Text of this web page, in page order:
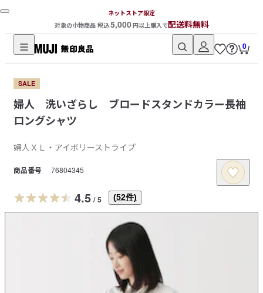
ネットストア限定
対象の小物商品 税込5,000円以上購入で配送料無料
無
印
良
品
ネ
ト
ス
ア
0
SALE
婦人 洗いざらし ブロードスタンドカラー長袖
ロングシャツ
婦人ＸＬ・アイボリーストライプ
商品番号 76804345
4.5 / 5 (52件)